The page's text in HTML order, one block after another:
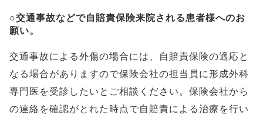
○交通事故などで自賠責保険来院される患者様へのお
願い。
交通事故による外傷の場合には、自賠責保険の適応と
なる場合がありますので保険会社の担当員に形成外科
専門医を受診したいとご相談ください。保険会社から
の連絡を確認がとれた時点で自賠責による治療を行い